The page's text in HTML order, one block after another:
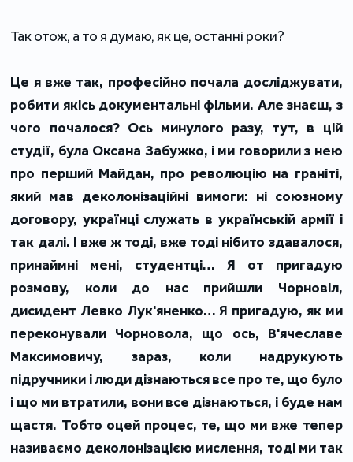
Так отож, а то я думаю, як це, останні роки?
Це я вже так, професійно почала досліджувати,
робити якісь документальні фільми. Але знаєш, з
чого почалося? Ось минулого разу, тут, в цій
студії, була Оксана Забужко, і ми говорили з нею
про перший Майдан, про революцію на граніті,
який мав деколонізаційні вимоги: ні союзному
договору, українці служать в українській армії і
так далі. І вже ж тоді, вже тоді нібито здавалося,
принаймні мені, студентці… Я от пригадую
розмову, коли до нас прийшли Чорновіл,
дисидент Левко Лук'яненко… Я пригадую, як ми
переконували Чорновола, що ось, В'ячеславе
Максимовичу, зараз, коли надрукують
підручники і люди дізнаються все про те, що було
і що ми втратили, вони все дізнаються, і буде нам
щастя. Тобто оцей процес, те, що ми вже тепер
називаємо деколонізацією мислення, тоді ми так